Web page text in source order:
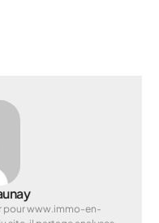
pour www.immo-en-